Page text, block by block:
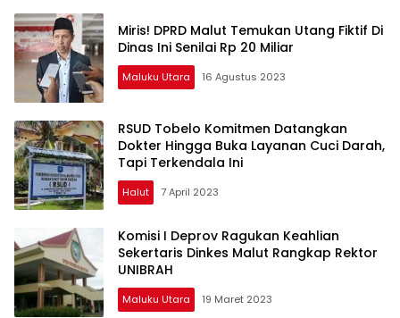
Miris! DPRD Malut Temukan Utang Fiktif Di
Dinas Ini Senilai Rp 20 Miliar
Maluku Utara 16 Agustus 2023
RSUD Tobelo Komitmen Datangkan
Dokter Hingga Buka Layanan Cuci Darah,
Tapi Terkendala Ini
Halut 7 April 2023
Komisi I Deprov Ragukan Keahlian
Sekertaris Dinkes Malut Rangkap Rektor
UNIBRAH
Maluku Utara 19 Maret 2023